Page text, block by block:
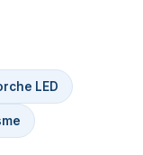
LED